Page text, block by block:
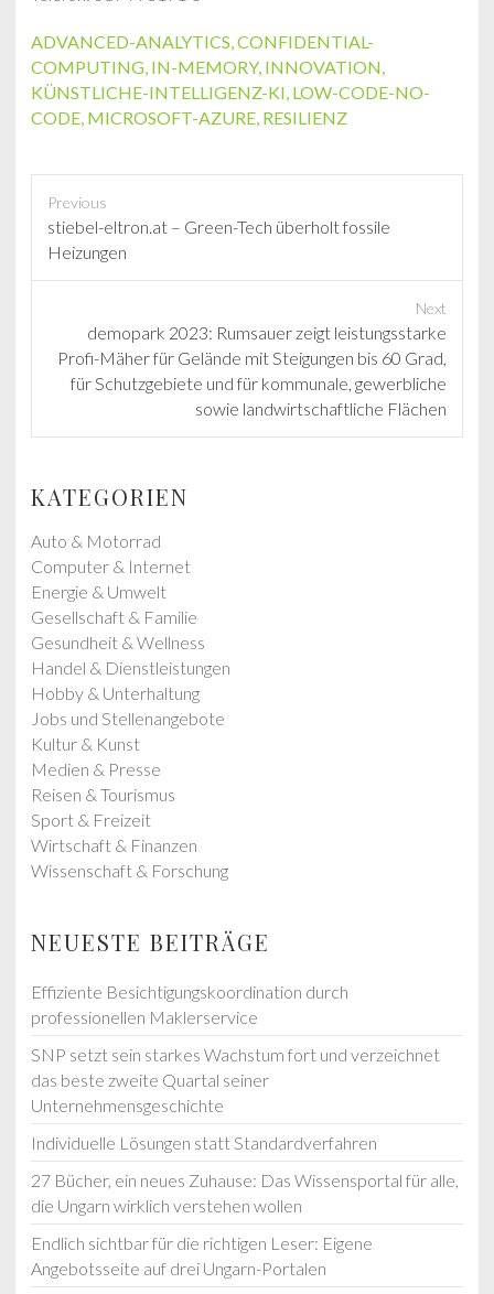
ADVANCED-ANALYTICS,CONFIDENTIAL-
COMPUTING, IN-MEMORY, INNOVATION,
KÜNSTLICHE-INTELLIGENZ-KI, LOW-CODE-NO-
CODE, MICROSOFT-AZURE, RESILIENZ
Previous
P
r
e
t
stiebel-eltron.at – Green-Tech überholt fossile
Heizungen
Next
p
s
t
:
demopark 2023: Rumsauer zeigt leistungsstarke
Profi-Mäher für Gelände mit Steigungen bis 60 Grad,
für Schutzgebiete und für kommunale, gewerbliche
sowie landwirtschaftliche Flächen
KATEGORIEN
Auto & Motorrad
Computer & Internet
Energie & Umwelt
Gesellschaft & Familie
Gesundheit & Wellness
Handel & Dienstleistungen
Hobby & Unterhaltung
Jobs und Stellenangebote
Kultur & Kunst
Medien & Presse
Reisen & Tourismus
Sport & Freizeit
Wirtschaft & Finanzen
Wissenschaft & Forschung
NEUESTE BEITRÄGE
Effiziente Besichtigungskoordination durch
professionellen Maklerservice
SNP setzt sein starkes Wachstum fort und verzeichnet
das beste zweite Quartal seiner
Unternehmensgeschichte
Individuelle Lösungen statt Standardverfahren
27 Bücher, ein neues Zuhause: Das Wissensportal für alle,
die Ungarn wirklich verstehen wollen
Endlich sichtbar für die richtigen Leser: Eigene
Angebotsseite auf drei Ungarn-Portalen